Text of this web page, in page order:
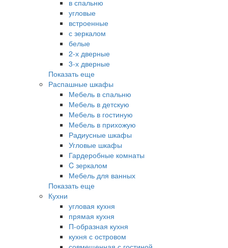
в спальню
угловые
встроенные
с зеркалом
белые
2-х дверные
3-х дверные
Показать еще
Распашные шкафы
Мебель в спальню
Мебель в детскую
Мебель в гостиную
Мебель в прихожую
Радиусные шкафы
Угловые шкафы
Гардеробные комнаты
C зеркалом
Мебель для ванных
Показать еще
Кухни
угловая кухня
прямая кухня
П-образная кухня
кухня с островом